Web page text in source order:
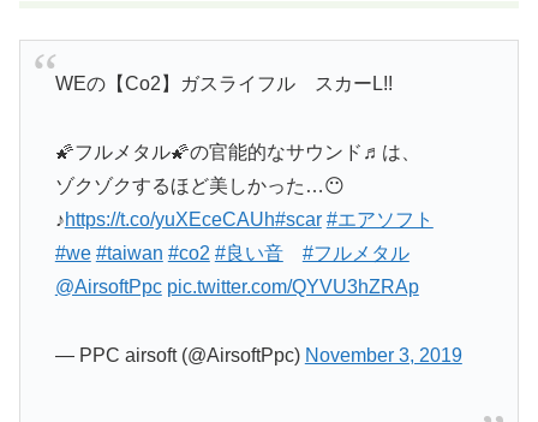
WEの【Co2】ガスライフル スカーL!!
🌠フルメタル🌠の官能的なサウンド♬は、
ゾクゾクするほど美しかった…😶
♪https://t.co/yuXEceCAUh#scar #エアソフト
#we #taiwan #co2 #良い音
#フルメタル
@AirsoftPpc pic.twitter.com/QYVU3hZRAp
— PPC airsoft (@AirsoftPpc) November 3, 2019